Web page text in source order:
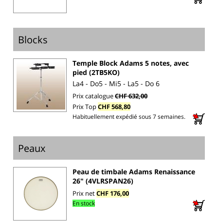
Blocks
Temple Block Adams 5 notes, avec
pied (2TB5KO)
La4 - Do5 - Mi5 - La5 - Do 6
Prix catalogueCHF 632,00
Prix TopCHF 568,80
Habituellement expédié sous 7 semaines.
Peaux
Peau de timbale Adams Renaissance
26" (4VLRSPAN26)
Prix netCHF 176,00
En stock